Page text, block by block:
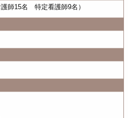
師15名 特定看護師9名）